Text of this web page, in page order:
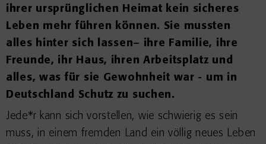
ihrer ursprünglichen Heimat kein sicheres
Leben mehr führen können. Sie mussten
alles hinter sich lassen– ihre Familie, ihre
Freunde, ihr Haus, ihren Arbeitsplatz und
alles, was für sie Gewohnheit war - um in
Deutschland Schutz zu suchen.
Jede*r kann sich vorstellen, wie schwierig es sein
muss, in einem fremden Land ein völlig neues Leben